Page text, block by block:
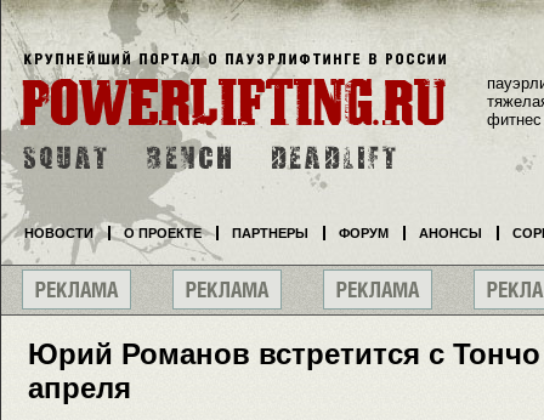
Юрий Романов встретится с
апреля
фитнес
НОВОСТИ О ПРОЕКТЕ ПАРТНЕРЫ ФОРУМ АНОНСЫ